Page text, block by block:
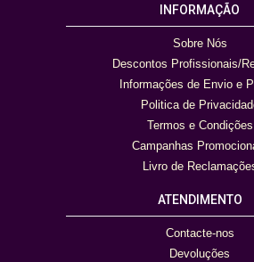
INFORMAÇÃO
Sobre Nós
Descontos Profissionais/
Informações de Envio e
Politica de
Termos e Condições
Campanhas
Livro de
ATENDIMENTO
Contacte-nos
Devoluções